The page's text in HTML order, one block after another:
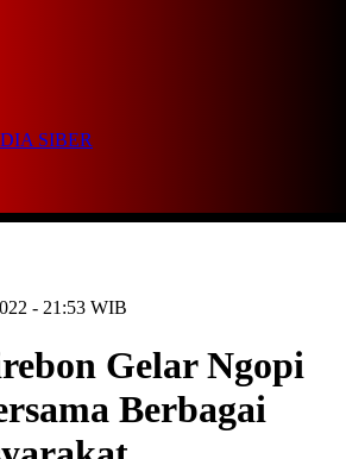
SIBER
- 21:53 WIB
Gelar Ngopi
Berbagai